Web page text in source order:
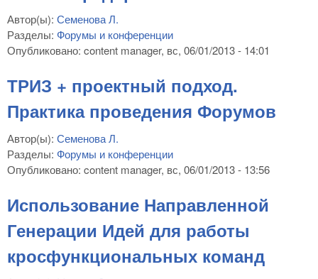
Автор(ы): Семенова Л.
Разделы: Форумы и конференции
Опубликовано: content manager, вс, 06/01/2013 - 14:01
ТРИЗ + проектный подход.
Практика проведения Форумов
Автор(ы): Семенова Л.
Разделы: Форумы и конференции
Опубликовано: content manager, вс, 06/01/2013 - 13:56
Использование Направленной
Генерации Идей для работы
кросфункциональных команд